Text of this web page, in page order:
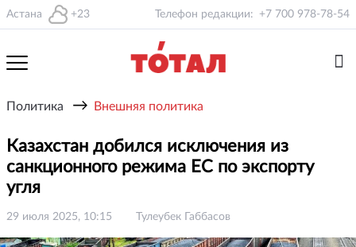
Астана +23 Телефон редакции: +7 700 978-78-54
Политика → Внешняя политика
Казахстан добился исключения из
санкционного режима ЕС по экспорту
угля
29 июля 2025, 10:15 Тулеубек Габбасов